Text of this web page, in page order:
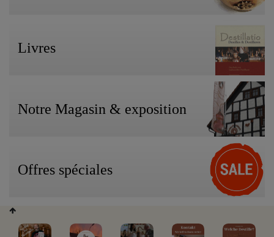
Livres
Notre Magasin & exposition
Offres spéciales